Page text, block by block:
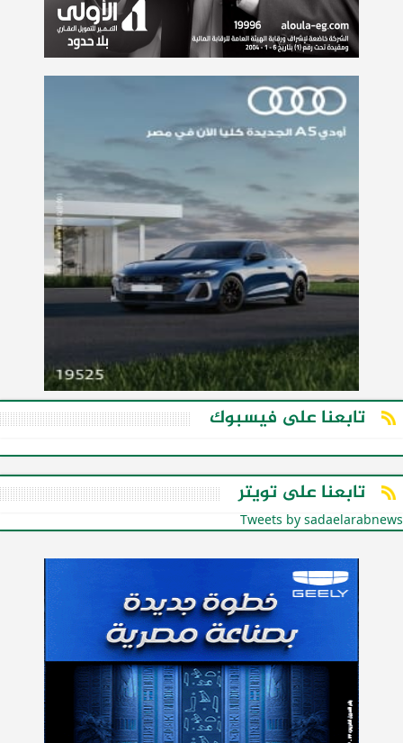
تابعنا على فيسبوك
تابعنا على تويتر
Tweets by sadaelarabnews